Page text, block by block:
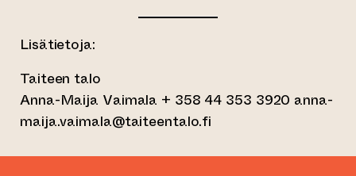
Lisätietoja:
Taiteen talo
Anna-Maija Vaimala + 358 44 353 3920 anna-
maija.vaimala@taiteentalo.fi